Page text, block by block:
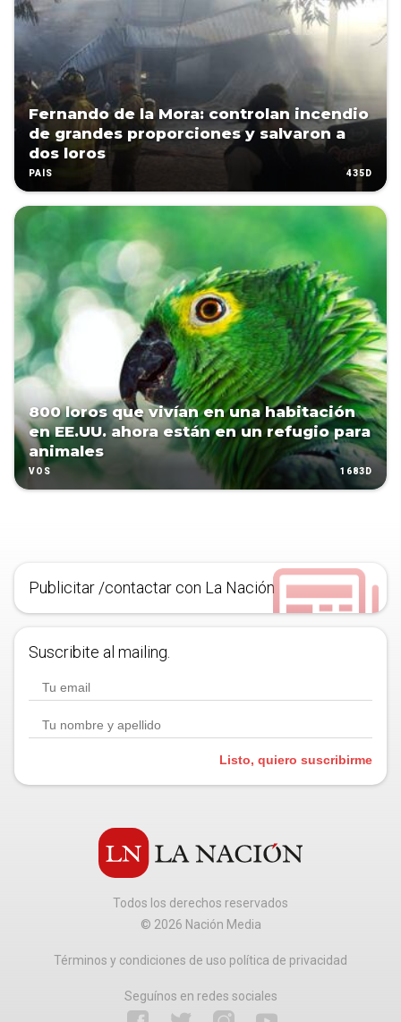
Fernando de la Mora: controlan incendio
de grandes proporciones y salvaron a
dos loros
PAÍS 435D
800 loros que vivían en una habitación
en EE.UU. ahora están en un refugio para
animales
VOS 1683D
Publicitar /contactar con La Nación
Suscribite al mailing.
Listo, quiero suscribirme
Todos los derechos reservados
© 2026 Nación Media
Términos y condiciones de uso política de privacidad
Seguínos en redes sociales